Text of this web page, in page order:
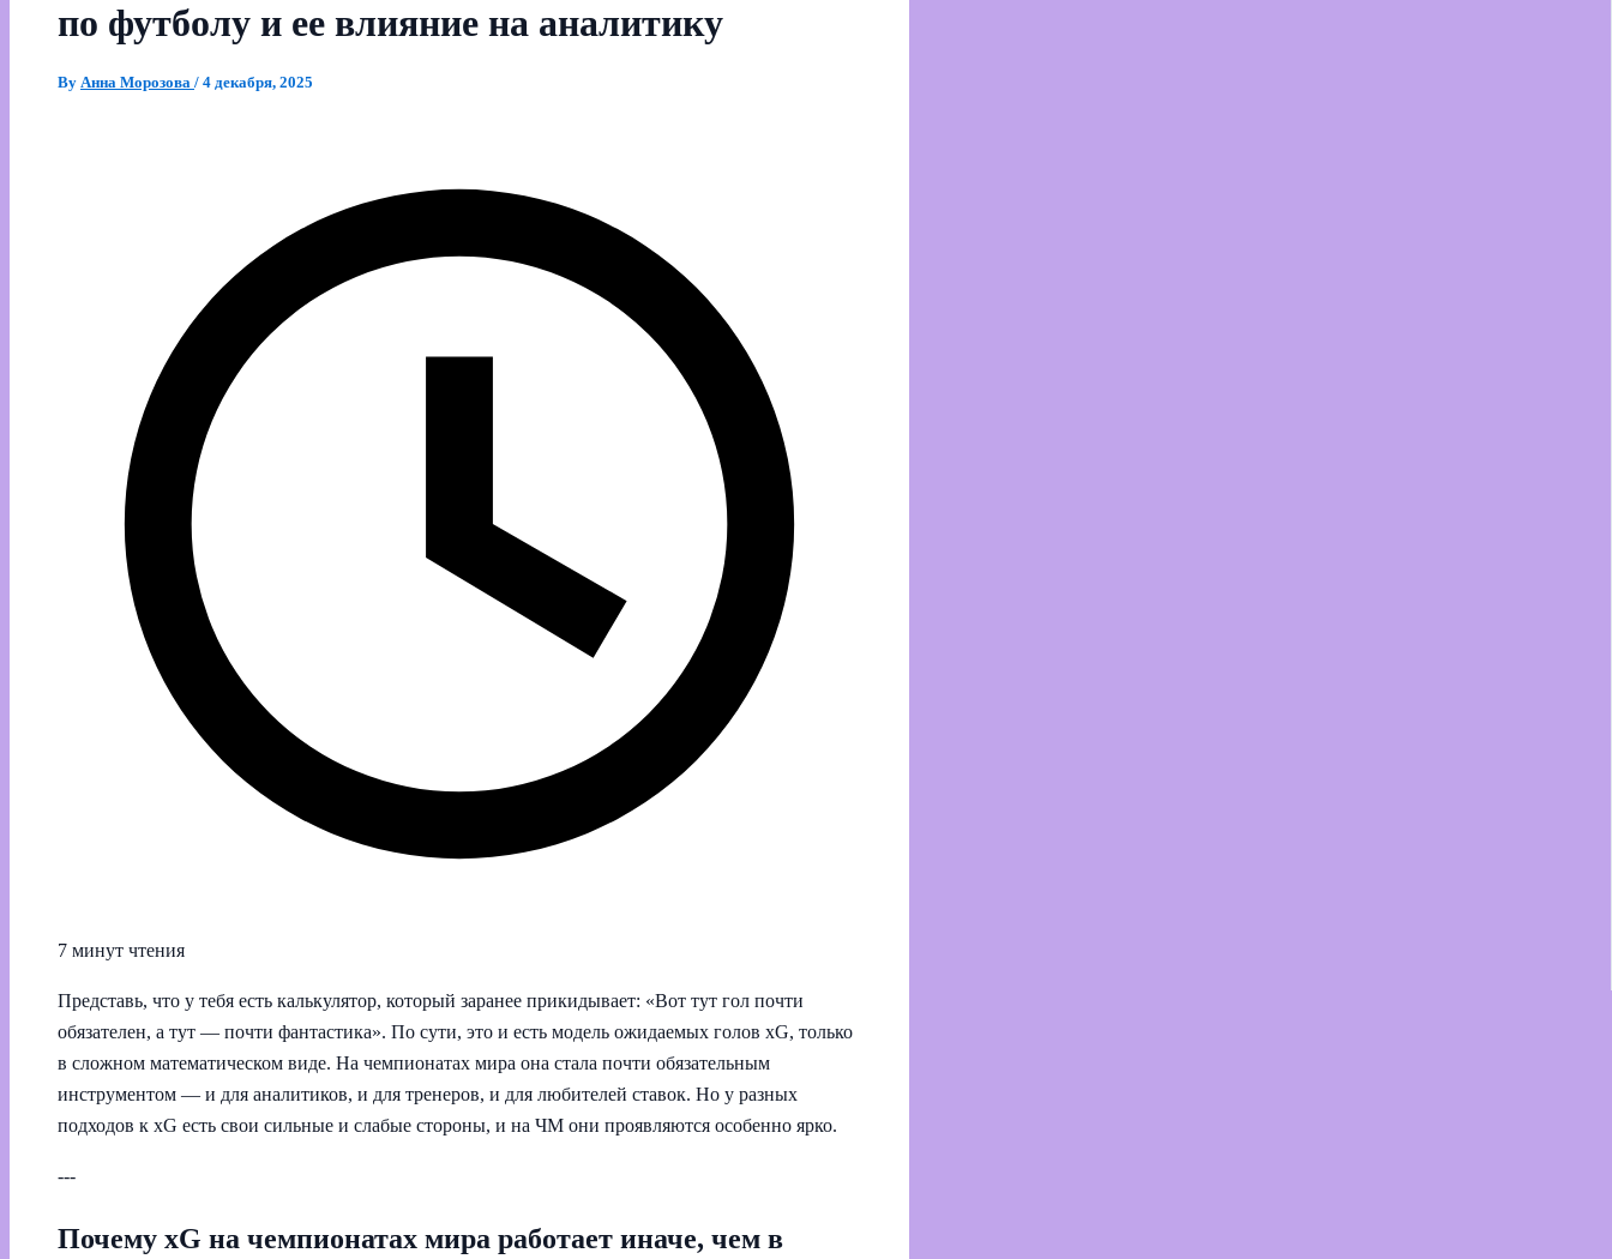
по футболу и ее влияние на аналитику
By Анна Морозова / 4 декабря, 2025
7 минут чтения
Представь, что у тебя есть калькулятор, который заранее прикидывает: «Вот тут гол почти
обязателен, а тут — почти фантастика». По сути, это и есть модель ожидаемых голов xG, только
в сложном математическом виде. На чемпионатах мира она стала почти обязательным
инструментом — и для аналитиков, и для тренеров, и для любителей ставок. Но у разных
подходов к xG есть свои сильные и слабые стороны, и на ЧМ они проявляются особенно ярко.
---
Почему xG на чемпионатах мира работает иначе, чем в